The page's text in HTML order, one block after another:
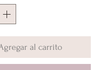
al carrito